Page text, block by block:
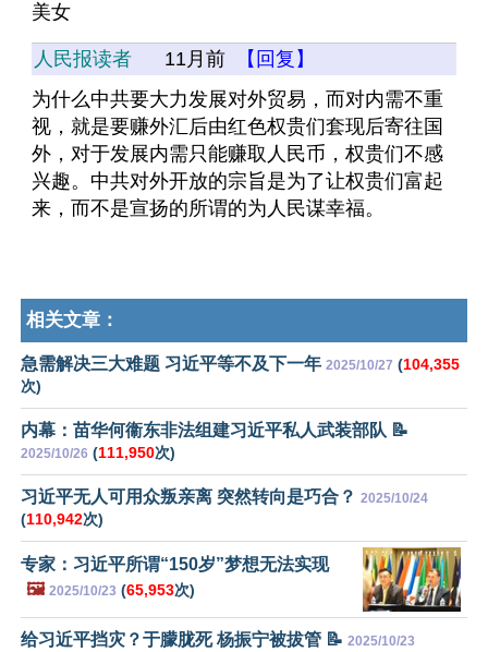
美女
人民报读者 11月前
【回复】
为什么中共要大力发展对外贸易，而对内需不重
视，就是要赚外汇后由红色权贵们套现后寄往国
外，对于发展内需只能赚取人民币，权贵们不感
兴趣。中共对外开放的宗旨是为了让权贵们富起
来，而不是宣扬的所谓的为人民谋幸福。
相关文章：
急需解决三大难题 习近平等不及下一年 2025/10/27 (104,355
次)
内幕：苗华何衞东非法组建习近平私人武装部队 📝
2025/10/26 (111,950次)
习近平无人可用众叛亲离 突然转向是巧合？ 2025/10/24
(110,942次)
专家：习近平所谓“150岁”梦想无法实现
🖼️ 2025/10/23 (65,953次)
给习近平挡灾？于朦胧死 杨振宁被拔管 📝 2025/10/23